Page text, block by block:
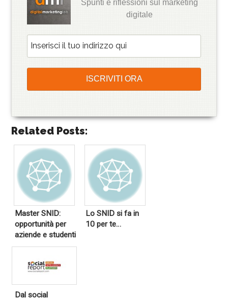
Spunti e riflessioni sul marketing
digitale
Related Posts:
Master SNID:
opportunità per
aziende e studenti
Lo SNID si fa in
10 per te…
Dal social